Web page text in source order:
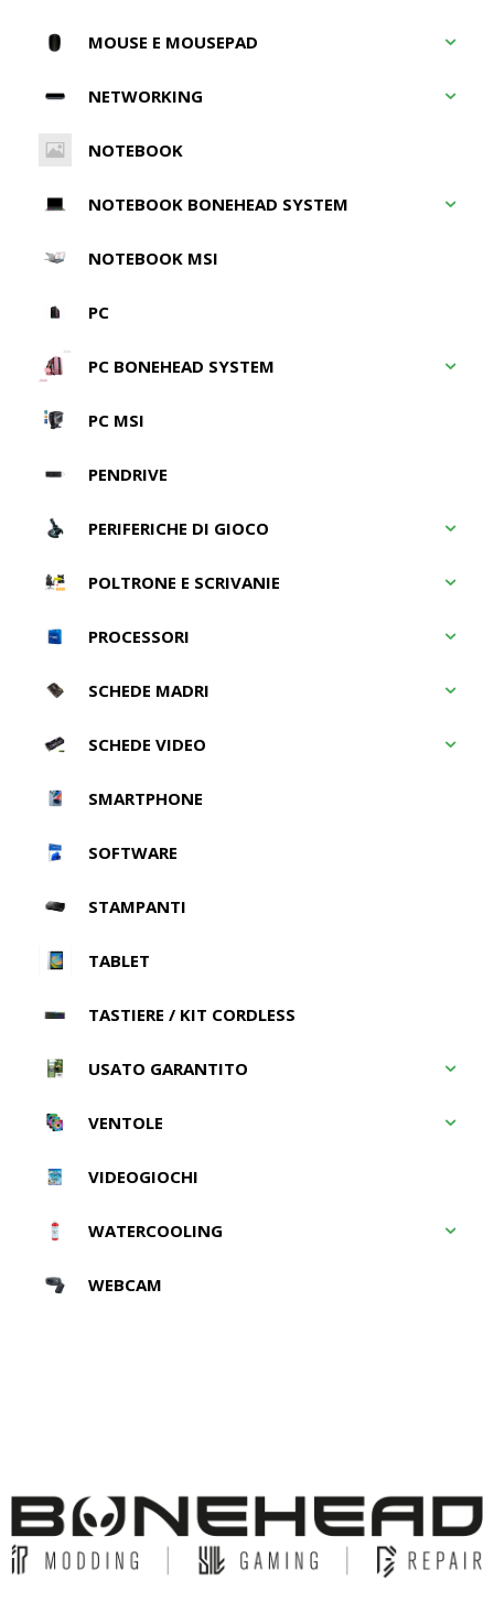
MOUSE E MOUSEPAD
NETWORKING
NOTEBOOK
NOTEBOOK BONEHEAD SYSTEM
NOTEBOOK MSI
PC
PC BONEHEAD SYSTEM
PC MSI
PENDRIVE
PERIFERICHE DI GIOCO
POLTRONE E SCRIVANIE
PROCESSORI
SCHEDE MADRI
SCHEDE VIDEO
SMARTPHONE
SOFTWARE
STAMPANTI
TABLET
TASTIERE / KIT CORDLESS
USATO GARANTITO
VENTOLE
VIDEOGIOCHI
WATERCOOLING
WEBCAM